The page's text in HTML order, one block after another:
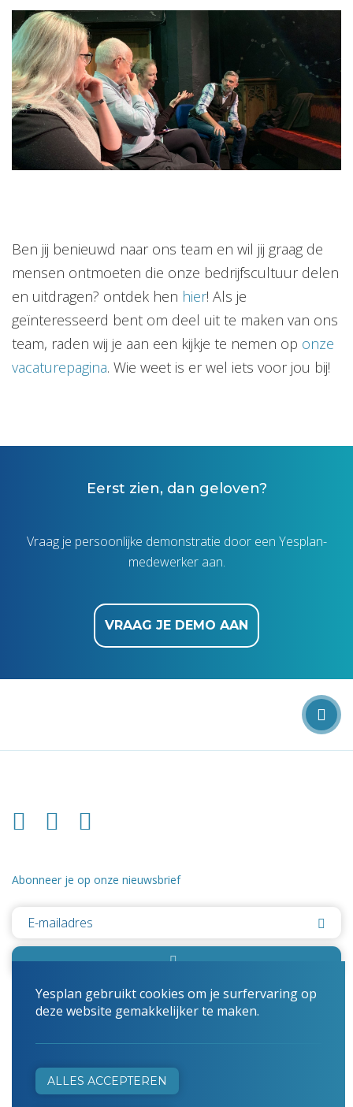
Ben jij benieuwd naar ons team en wil jij graag de
mensen ontmoeten die onze bedrijfscultuur delen
en uitdragen? ontdek hen hier! Als je
geïnteresseerd bent om deel uit te maken van ons
team, raden wij je aan een kijkje te nemen op onze
vacaturepagina. Wie weet is er wel iets voor jou bij!
Eerst zien, dan geloven?
Vraag je persoonlijke demonstratie door een Yesplan-
medewerker aan.
VRAAG JE DEMO AAN
Yesplan gebruikt cookies om je surfervaring op
deze website gemakkelijker te maken.
ALLES ACCEPTEREN
Abonneer je op onze nieuwsbrief
© 2026 Yesplan
Privacy policy